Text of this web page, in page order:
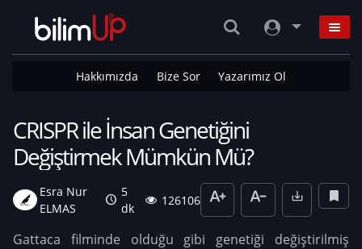
Hakkımızda Bize Sor Yazarımız Ol
CRISPR ile İnsan Genetiğini
Değiştirmek Mümkün Mü?
Esra Nur
ELMAS
5
dk
126106
Gattaca filminde olduğu gibi genetiği değiştirilmiş